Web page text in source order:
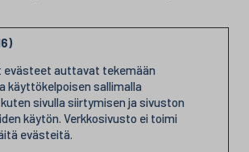
auttavat tekemään
käyttökelpoisen sallimalla
sivulla siirtymisen ja sivuston
käytön. Verkkosivusto ei toimi
evästeitä.